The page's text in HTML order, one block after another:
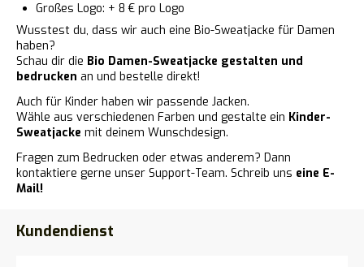
Großes Logo: + 8 € pro Logo
Wusstest du, dass wir auch eine Bio-Sweatjacke für Damen
haben?
Schau dir die Bio Damen-Sweatjacke gestalten und
bedrucken an und bestelle direkt!
Auch für Kinder haben wir passende Jacken.
Wähle aus verschiedenen Farben und gestalte ein Kinder-
Sweatjacke mit deinem Wunschdesign.
Fragen zum Bedrucken oder etwas anderem? Dann
kontaktiere gerne unser Support-Team. Schreib uns eine E-
Mail!
Kundendienst